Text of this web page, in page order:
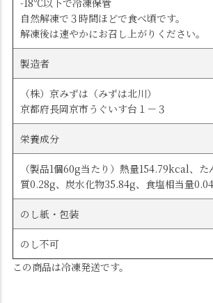
自然解凍で３時間ほどで食べ頃です。
解凍後は速やかにお召し上がりください。
製造者
（株）京みずは（みずは北川）
京都府長岡京市うぐいす台１－３
栄養成分
（製品1個60g当たり）熱量154.79kcal、
質0.28g、炭水化物35.84g、食塩相当量
のし紙・包装
のし不可
この商品は冷凍発送です。